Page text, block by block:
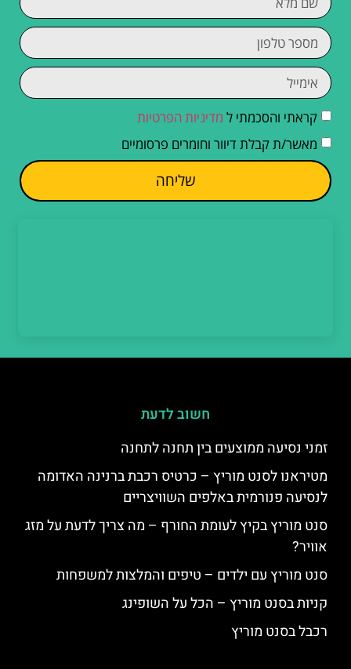
קראתי והסכמתי ל מדיניות הפרטיות
מאשר/ת קבלת דיוור וחומרים פרסומיים
שליחה
חשוב לדעת
זמני נסיעה ממוצעים בין תחנה לתחנה
מטיראנו לסנט מוריץ – כרטיס רכבת ברנינה האדומה
לנסיעה פנורמית באלפים השוויצריים
סנט מוריץ בקיץ לעומת החורף – מה צריך לדעת על מזג
אוויר?
סנט מוריץ עם ילדים – טיפים והמלצות למשפחות
קניות בסנט מוריץ – הכל על השופינג
רכבל בסנט מוריץ